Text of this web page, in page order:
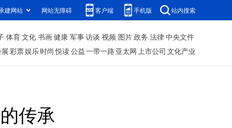
建网站 网站无障碍 客户端 手机版 站内搜索
体育文化 书画健康 军事访谈 视频 图片政务 法律中央文件
彩票娱乐时尚 悦读公益一带一路 亚太网上市公司 文化产业
传承